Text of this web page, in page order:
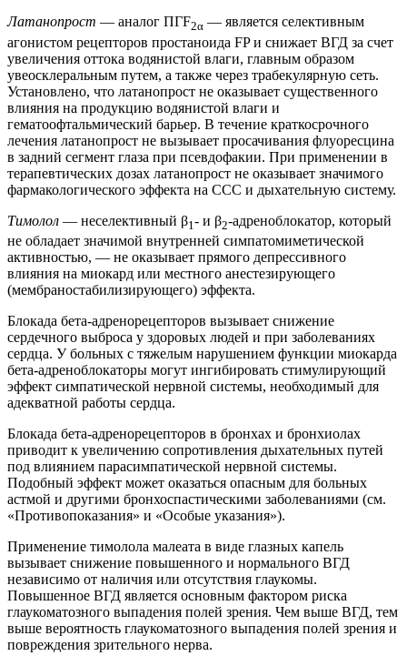
Латанопрост — аналог ПГF2α — является селективным
агонистом рецепторов простаноида FP и снижает ВГД за счет
увеличения оттока водянистой влаги, главным образом
увеосклеральным путем, а также через трабекулярную сеть.
Установлено, что латанопрост не оказывает существенного
влияния на продукцию водянистой влаги и
гематоофтальмический барьер. В течение краткосрочного
лечения латанопрост не вызывает просачивания флуоресцина
в задний сегмент глаза при псевдофакии. При применении в
терапевтических дозах латанопрост не оказывает значимого
фармакологического эффекта на ССС и дыхательную систему.
Тимолол — неселективный β1 - и β2-адреноблокатор, который
не обладает значимой внутренней симпатомиметической
активностью, — не оказывает прямого депрессивного
влияния на миокард или местного анестезирующего
(мембраностабилизирующего) эффекта.
Блокада бета-адренорецепторов вызывает снижение
сердечного выброса у здоровых людей и при заболеваниях
сердца. У больных с тяжелым нарушением функции миокарда
бета-адреноблокаторы могут ингибировать стимулирующий
эффект симпатической нервной системы, необходимый для
адекватной работы сердца.
Блокада бета-адренорецепторов в бронхах и бронхиолах
приводит к увеличению сопротивления дыхательных путей
под влиянием парасимпатической нервной системы.
Подобный эффект может оказаться опасным для больных
астмой и другими бронхоспастическими заболеваниями (см.
«Противопоказания» и «Особые указания»).
Применение тимолола малеата в виде глазных капель
вызывает снижение повышенного и нормального ВГД
независимо от наличия или отсутствия глаукомы.
Повышенное ВГД является основным фактором риска
глаукоматозного выпадения полей зрения. Чем выше ВГД, тем
выше вероятность глаукоматозного выпадения полей зрения и
повреждения зрительного нерва.